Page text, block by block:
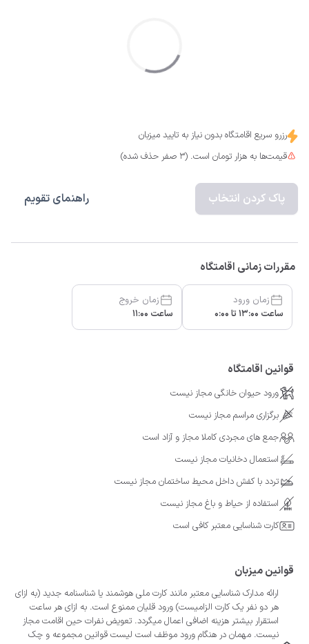
رزرو سریع اقامتگاه بدون نیاز به تایید میزبان
قیمت‌ها به هزار تومان است. (3 صفر حذف شده)
پاک کردن انتخاب راهنمای تقویم
مقررات زمانی اقامتگاه
زمان ورود
ساعت 13:00 تا 0:00
زمان خروج
ساعت 11:00
قوانین اقامتگاه
ورود حیوان خانگی مجاز نیست
برگزاری مراسم مجاز نیست
جمع های مجردی کاملا مجاز و آزاد است
استعمال دخانیات مجاز نیست
تردد با کفش داخل محیط ساختمان مجاز نیست
استفاده از حیاط و باغ مجاز نیست
کارت شناسایی معتبر کافی است
قوانین میزبان
ارائه مدارک شناسایی معتبر مانند کارت ملی هوشمند یا شناسنامه جدید (به ازای
هر دو نفر یک کارت الزامیست) ورود قلیان ممنوع است. به ازای هر ساعت
استقرار بیشتر هزینه اضافی اعمال میگردد. تعویض نفرات حین اقامت مجاز
نیست. مهمان در هنگام ورود موظف است لیست قوانین مجموعه و چک